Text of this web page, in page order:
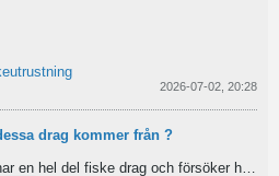
2026-07-02, 20:28
drag kommer från ?